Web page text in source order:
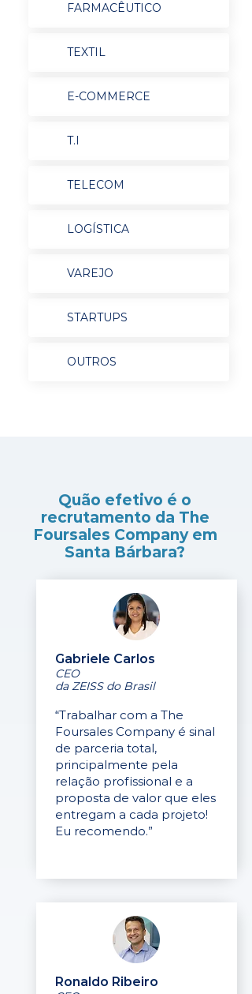
FARMACÊUTICO
TEXTIL
E-COMMERCE
T.I
TELECOM
LOGÍSTICA
VAREJO
STARTUPS
OUTROS
Quão efetivo é o
recrutamento da The
Foursales Company em
Santa Bárbara?
Gabriele Carlos
CEO
da ZEISS do Brasil
“Trabalhar com a The
Foursales Company é sinal
de parceria total,
principalmente pela
relação profissional e a
proposta de valor que eles
entregam a cada projeto!
Eu recomendo.”
Ronaldo Ribeiro